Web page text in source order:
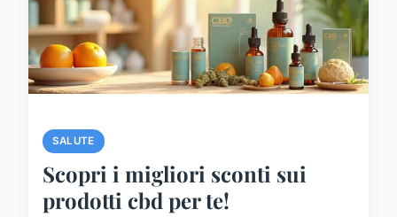
SALUTE
Scopri i migliori sconti sui
prodotti cbd per te!